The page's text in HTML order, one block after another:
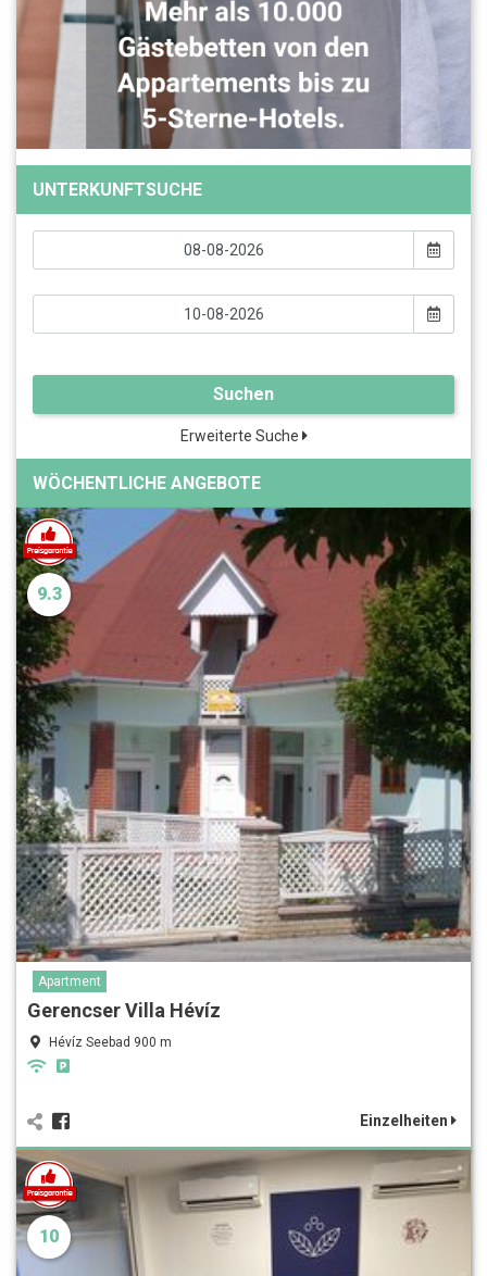
UNTERKUNFTSUCHE
Suchen
Erweiterte Suche
WÖCHENTLICHE ANGEBOTE
9.3
Apartment
Gerencser Villa Hévíz
Hévíz Seebad 900 m
Einzelheiten
10